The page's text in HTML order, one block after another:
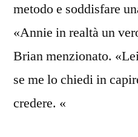
metodo e soddisfare
«Annie in realtà un
Brian menzionato.
se me lo chiedi in
credere. «